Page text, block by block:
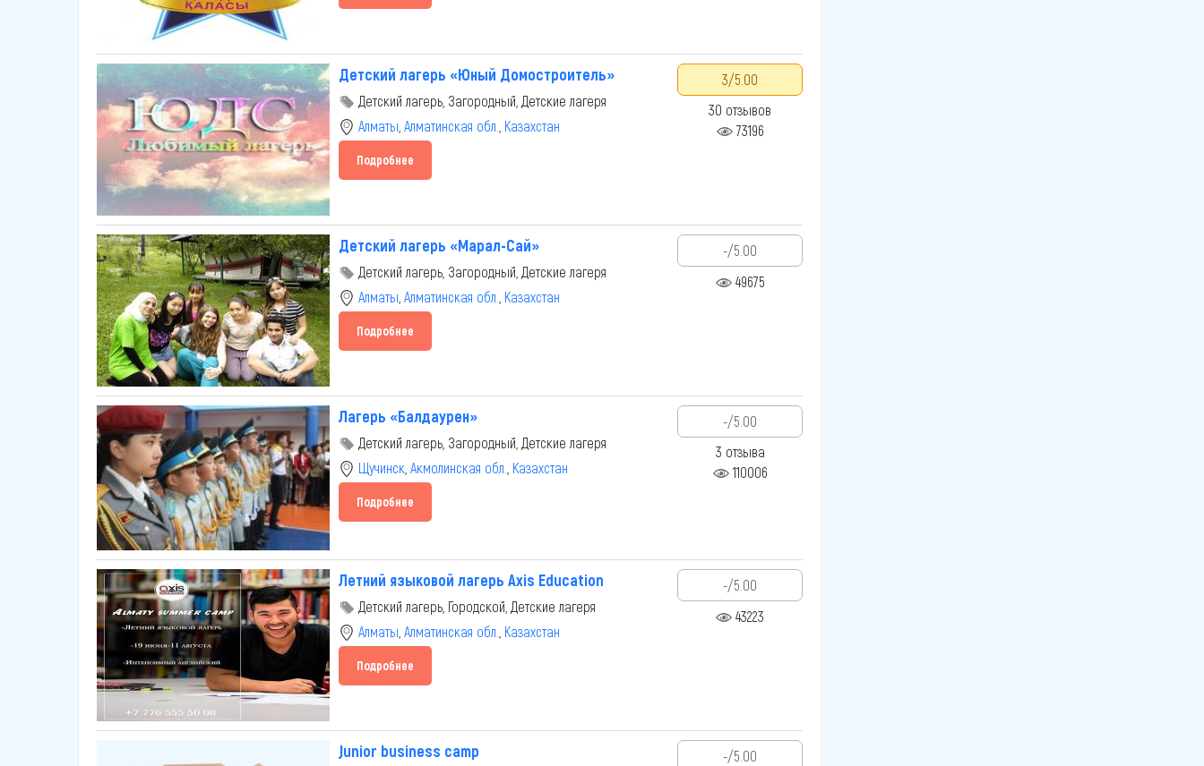
Детский лагерь «Юный Домостроитель»
Детский лагерь, Загородный, Детские лагеря
Алматы Алматинская обл. Казахстан
Подробнее
3/5.00
30 отзывов
73196
Детский лагерь «Марал-Сай»
Детский лагерь, Загородный, Детские лагеря
Алматы Алматинская обл. Казахстан
Подробнее
-/5.00
49675
Лагерь «Балдаурен»
Детский лагерь, Загородный, Детские лагеря
Щучинск Акмолинская обл. Казахстан
Подробнее
-/5.00
3 отзыва
110006
Летний языковой лагерь Axis Education
Детский лагерь, Городской, Детские лагеря
Алматы Алматинская обл. Казахстан
Подробнее
-/5.00
43223
Junior business camp
-/5.00